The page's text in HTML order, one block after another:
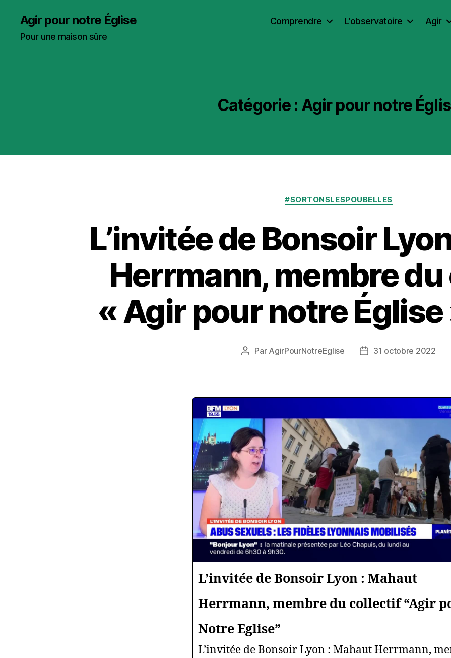
Agir pour notre Église
Pour une maison sûre
Comprendre L’observatoire Agir
Catégorie : Agir pour notre
Catégories
#SORTONSLESPOUBELLES
L’invitée de Bonsoir
Herrmann, membre
« Agir pour notre
Auteur
Par AgirPourNotreEglise
Date31 octobre 2022
L’invitée de Bonsoir Lyon : Mahaut
Herrmann, membre du collectif “Agir
Notre Eglise”
L’invitée de Bonsoir Lyon : Mahaut Herrmann,